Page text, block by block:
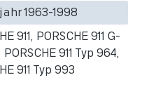
1963-1998
911, PORSCHE 911 G-
911 Typ 964,
911 Typ 993